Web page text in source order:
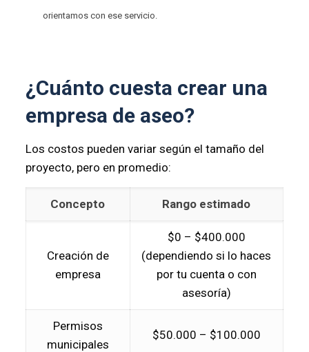
orientamos con ese servicio.
¿Cuánto cuesta crear una
empresa de aseo?
Los costos pueden variar según el tamaño del
proyecto, pero en promedio:
Concepto Rango estimado
Creación de
empresa
$0 – $400.000
(dependiendo si lo haces
por tu cuenta o con
asesoría)
Permisos
municipales
$50.000 – $100.000